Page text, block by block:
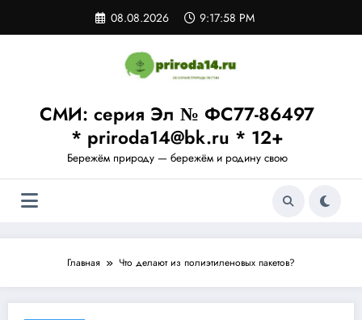
содержимому
08.08.2026 9:17:58 PM
СМИ: серия Эл № ФС77-86497
* priroda14@bk.ru * 12+
Бережём природу — бережём и родину свою
Главная Что делают из полиэтиленовых пакетов?